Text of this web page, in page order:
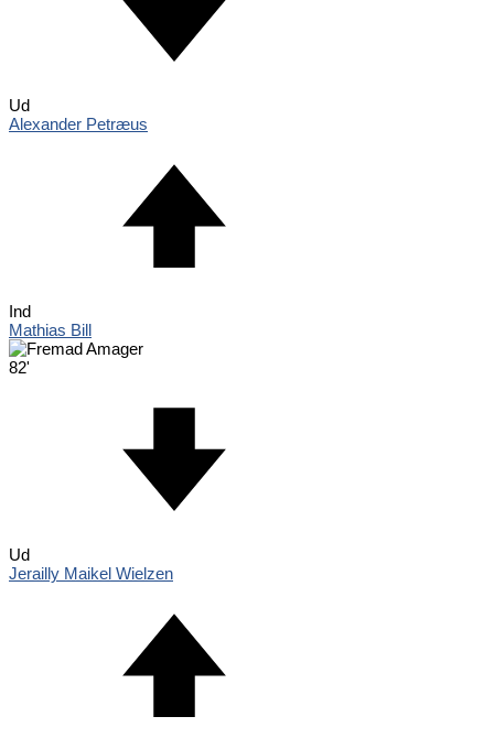
Ud
Alexander Petræus
Ind
Mathias Bill
82'
Ud
Jerailly Maikel Wielzen